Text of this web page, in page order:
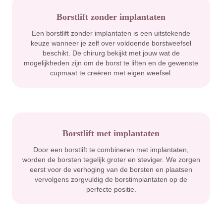
Borstlift zonder implantaten
Een borstlift zonder implantaten is een uitstekende
keuze wanneer je zelf over voldoende borstweefsel
beschikt. De chirurg bekijkt met jouw wat de
mogelijkheden zijn om de borst te liften en de gewenste
cupmaat te creëren met eigen weefsel.
Borstlift met implantaten
Door een borstlift te combineren met implantaten,
worden de borsten tegelijk groter en steviger. We zorgen
eerst voor de verhoging van de borsten en plaatsen
vervolgens zorgvuldig de borstimplantaten op de
perfecte positie.